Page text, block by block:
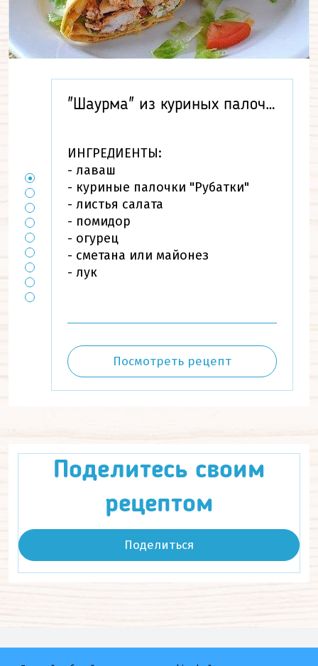
"Шаурма" из куриных палочек
ИНГРЕДИЕНТЫ:
- лаваш
- куриные палочки "Рубатки"
- листья салата
- помидор
- огурец
- сметана или майонез
- лук
Посмотреть рецепт
Поделитесь своим
рецептом
Поделиться